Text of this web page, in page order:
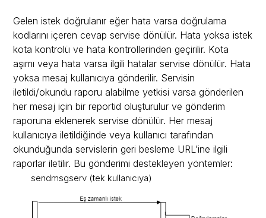
Caps
Konum
Bitiş Çizgisi
Kontak
Şablon Medya Mesajları
Doküman
Gelen istek doğrulanır eğer hata varsa doğrulama
kodlarını içeren cevap servise dönülür. Hata yoksa istek
kota kontrolü ve hata kontrollerinden geçirilir. Kota
aşımı veya hata varsa ilgilihatalar servise dönülür. Hata
yoksa mesaj kullanıcıya gönderilir. Servisin
iletildi/okundu raporu alabilme yetkisi varsa gönderilen
her mesaj için bir reportid oluşturulur ve gönderim
raporuna eklenerek servise dönülür. Her mesaj
kullanıcıya iletildiğinde veya kullanıcı tarafından
okunduğundaservislerin geri besleme URL’ine ilgili
raporlariletilir. Bu gönderimi destekleyen yöntemler:
sendmsgserv (tek kullanıcıya)